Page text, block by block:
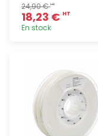
24,90 €HT
18,23 € HT
En stock